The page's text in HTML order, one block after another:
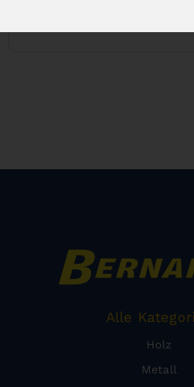
Alle
Holz
Metall